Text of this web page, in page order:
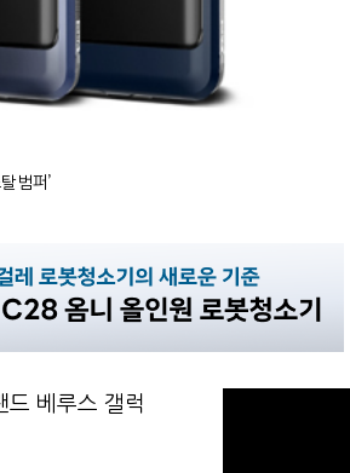
범퍼’
드 베루스 갤럭